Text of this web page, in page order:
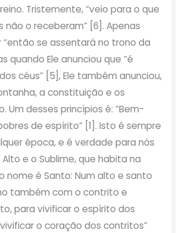
Tristemente, “veio para o que
não o receberam” [6]. Apenas
“então se assentará no trono da
quando Ele anunciou que “é
céus” [5], Ele também anunciou,
a constituição e os
Um desses princípios é: “Bem-
de espírito” [1]. Isto é sempre
época, e é verdade para nós
Alto e o Sublime, que habita na
nome é Santo: Num alto e santo
também com o contrito e
para vivificar o espírito dos
o coração dos contritos”